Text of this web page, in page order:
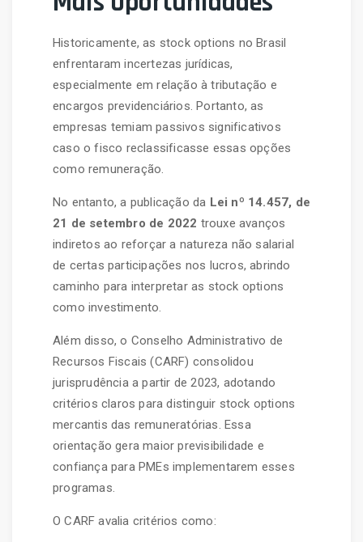
Historicamente, as stock options no Brasil
enfrentaram incertezas jurídicas,
especialmente em relação à tributação e
encargos previdenciários. Portanto, as
empresas temiam passivos significativos
caso o fisco reclassificasse essas opções
como remuneração.
No entanto, a publicação da Lei nº 14.457, de
21 de setembro de 2022 trouxe avanços
indiretos ao reforçar a natureza não salarial
de certas participações nos lucros, abrindo
caminho para interpretar as stock options
como investimento.
Além disso, o Conselho Administrativo de
Recursos Fiscais (CARF) consolidou
jurisprudência a partir de 2023, adotando
critérios claros para distinguir stock options
mercantis das remuneratórias. Essa
orientação gera maior previsibilidade e
confiança para PMEs implementarem esses
programas.
O CARF avalia critérios como: